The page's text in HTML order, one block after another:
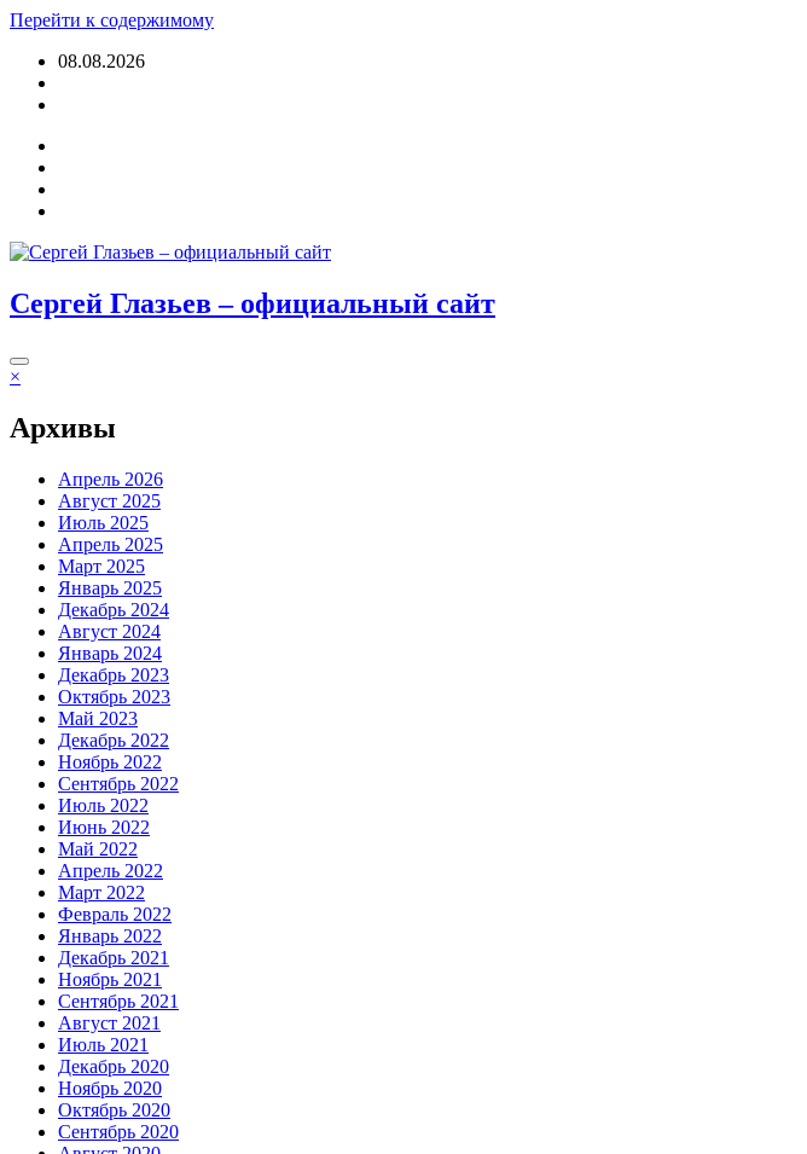
Перейти к содержимому
08.08.2026
Сергей Глазьев – официальный сайт
×
Архивы
Апрель 2026
Август 2025
Июль 2025
Апрель 2025
Март 2025
Январь 2025
Декабрь 2024
Август 2024
Январь 2024
Декабрь 2023
Октябрь 2023
Май 2023
Декабрь 2022
Ноябрь 2022
Сентябрь 2022
Июль 2022
Июнь 2022
Май 2022
Апрель 2022
Март 2022
Февраль 2022
Январь 2022
Декабрь 2021
Ноябрь 2021
Сентябрь 2021
Август 2021
Июль 2021
Декабрь 2020
Ноябрь 2020
Октябрь 2020
Сентябрь 2020